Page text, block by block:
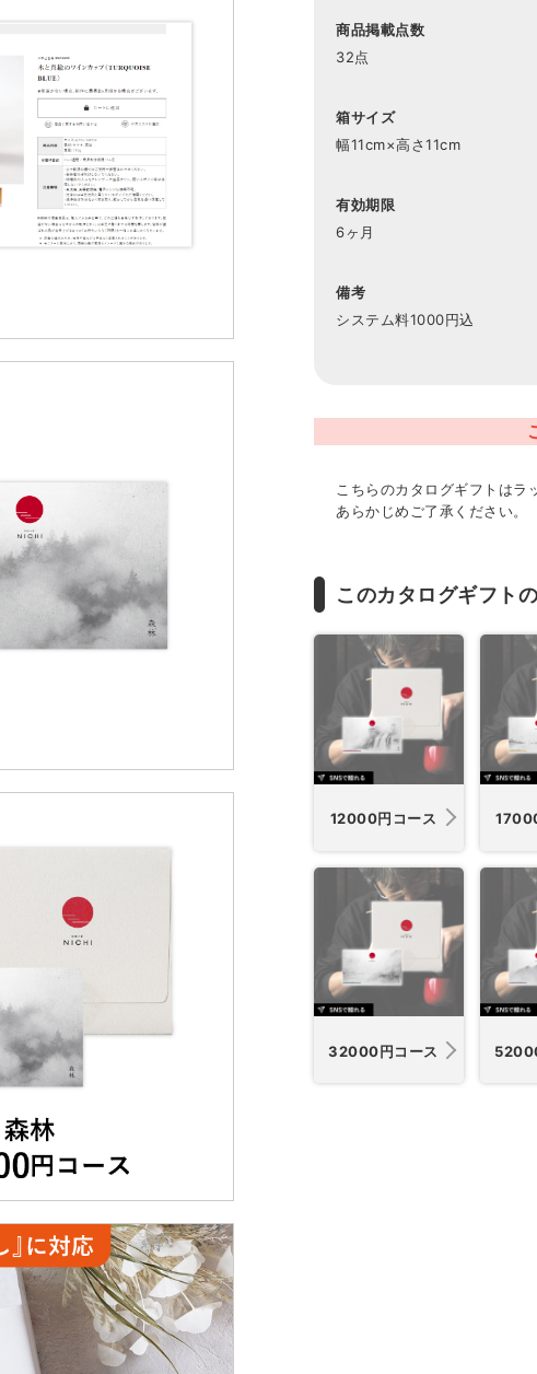
商品掲載点数
32点
箱サイズ
幅11cm×高さ11cm
有効期限
6ヶ月
備考
システム料1000円込
こちらのカタログギフトはラ
あらかじめご了承ください。
このカタログギフト
12000円コース
32000円コース